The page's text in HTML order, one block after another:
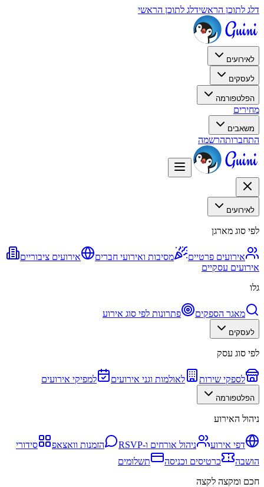
דלג לתוכן הראשידלג לתוכן הראשי
לאירועים
לעסקים
הפלטפורמה
מחירים
משאבים
התחברותהרשמה
לאירועים
לפי סוג מארגן
אירועים פרטיים מסיבות ואירועי חברים
אירועים ציבוריים
אירועים עסקיים
גלו
מאגר הספקים פתרונות לפי סוג אירוע
לעסקים
לפי סוג עסק
לספקי שירות לאולמות וגני אירועים למפיקי אירועים
הפלטפורמה
ניהול האירוע
דפי אירוע ניהול אורחים ו-RSVP הזמנות וואצאפ
סידורי
הושבה
כרטיסים וכניסה
תשלומים
חכם ומקצה לקצה